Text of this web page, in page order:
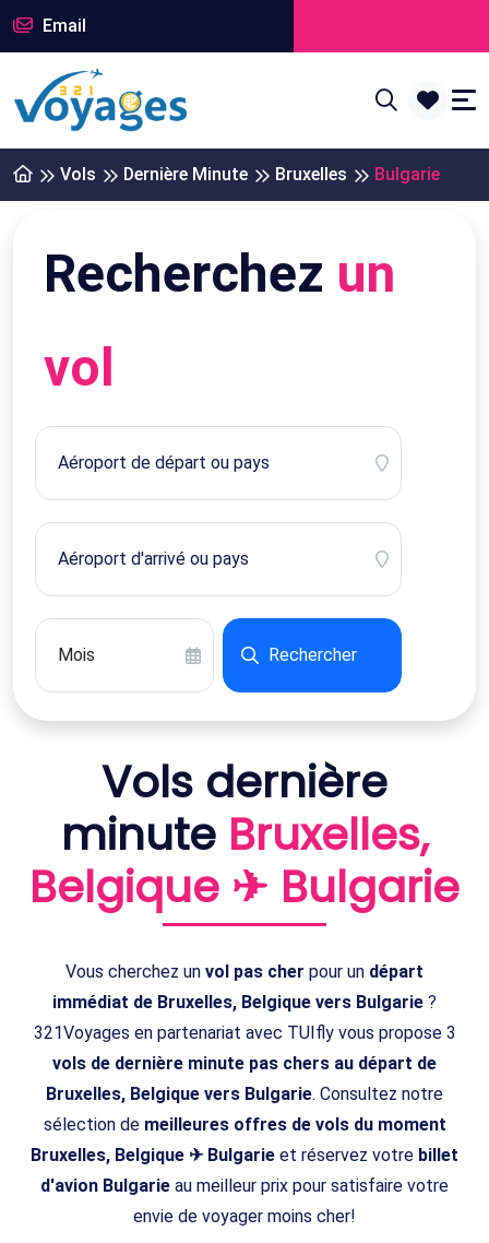
Email
Vols Dernière Minute Bruxelles Bulgarie
Recherchez un
vol
Rechercher
Vols dernière
minute Bruxelles,
Belgique ✈ Bulgarie
Vous cherchez un vol pas cher pour un départ
immédiat de Bruxelles, Belgique vers Bulgarie ?
321Voyages en partenariat avec TUIfly vous propose 3
vols de dernière minute pas chers au départ de
Bruxelles, Belgique vers Bulgarie. Consultez notre
sélection de meilleures offres de vols du moment
Bruxelles, Belgique ✈ Bulgarie et réservez votre billet
d'avion Bulgarie au meilleur prix pour satisfaire votre
envie de voyager moins cher!